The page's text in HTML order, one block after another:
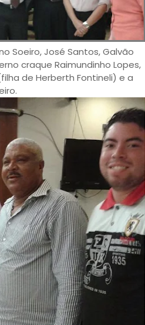
Soeiro, José Santos, Galvão
craque Raimundinho Lopes,
de Herberth Fontineli) e a